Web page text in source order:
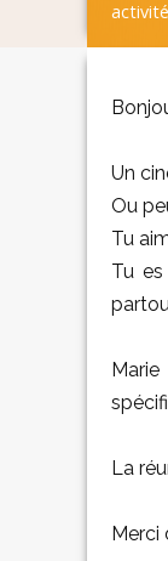
Un
Ou
Tu
Tu
La
Merci